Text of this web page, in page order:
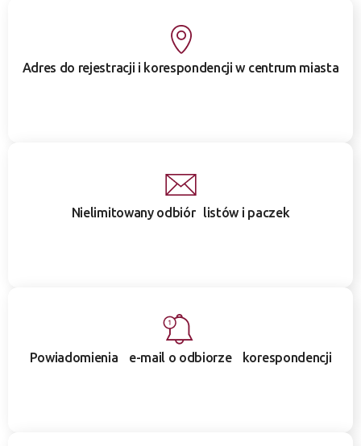
Adres do rejestracji i korespondencji w centrum miasta
Nielimitowany odbiór listów i paczek
Powiadomienia e-mail o odbiorze korespondencji